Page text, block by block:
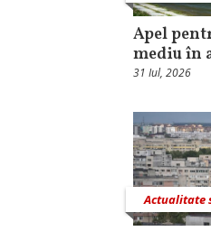
Apel
mediu în
31 Iul, 2026
Actualitate